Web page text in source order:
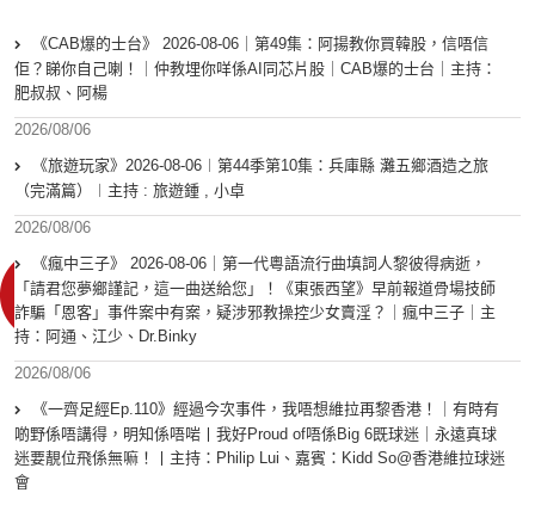
《CAB爆的士台》 2026-08-06｜第49集：阿揚教你買韓股，信唔信
佢？睇你自己喇！｜仲教埋你咩係AI同芯片股｜CAB爆的士台｜主持：
肥叔叔、阿楊
2026/08/06
《旅遊玩家》2026-08-06︱第44季第10集：兵庫縣 灘五鄉酒造之旅
（完滿篇）︱主持 : 旅遊鍾 , 小卓
2026/08/06
《瘋中三子》 2026-08-06｜第一代粵語流行曲填詞人黎彼得病逝，
「請君您夢鄉謹記，這一曲送給您」！《東張西望》早前報道骨場技師
詐騙「恩客」事件案中有案，疑涉邪教操控少女賣淫？｜瘋中三子｜主
持：阿通、江少、Dr.Binky
2026/08/06
《一齊足經Ep.110》經過今次事件，我唔想維拉再黎香港！｜有時有
啲野係唔講得，明知係唔啱丨我好Proud of唔係Big 6既球迷｜永遠真球
迷要靚位飛係無嘛！丨主持：Philip Lui、嘉賓：Kidd So@香港維拉球迷
會